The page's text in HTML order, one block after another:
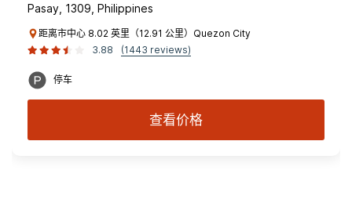
Pasay, 1309, Philippines
距离市中心 8.02 英里（12.91 公里）Quezon City
3.88
(1443 reviews)
停车
查看价格